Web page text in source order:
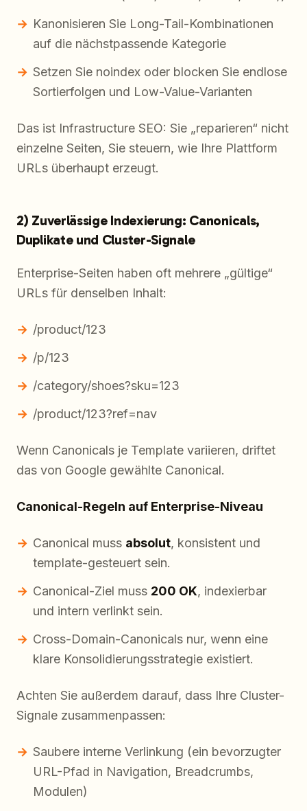
Kanonisieren Sie Long-Tail-Kombinationen
auf die nächstpassende Kategorie
Setzen Sie noindex oder blocken Sie endlose
Sortierfolgen und Low-Value-Varianten
Das ist Infrastructure SEO: Sie „reparieren“ nicht
einzelne Seiten, Sie steuern, wie Ihre Plattform
URLs überhaupt erzeugt.
2) Zuverlässige Indexierung: Canonicals,
Duplikate und Cluster-Signale
Enterprise-Seiten haben oft mehrere „gültige“
URLs für denselben Inhalt:
/product/123
/p/123
/category/shoes?sku=123
/product/123?ref=nav
Wenn Canonicals je Template variieren, driftet
das von Google gewählte Canonical.
Canonical-Regeln auf Enterprise-Niveau
Canonical muss absolut, konsistent und
template-gesteuert sein.
Canonical-Ziel muss 200 OK, indexierbar
und intern verlinkt sein.
Cross-Domain-Canonicals nur, wenn eine
klare Konsolidierungsstrategie existiert.
Achten Sie außerdem darauf, dass Ihre Cluster-
Signale zusammenpassen:
Saubere interne Verlinkung (ein bevorzugter
URL-Pfad in Navigation, Breadcrumbs,
Modulen)